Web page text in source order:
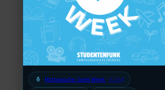
mic Mottowoche: Geek Week [S1/E4]